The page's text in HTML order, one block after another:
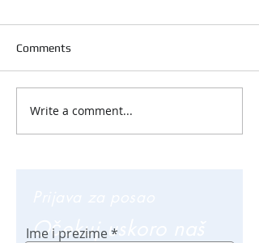
Comments
Write a comment...
Očekuj uskoro naš
Ime i prezime